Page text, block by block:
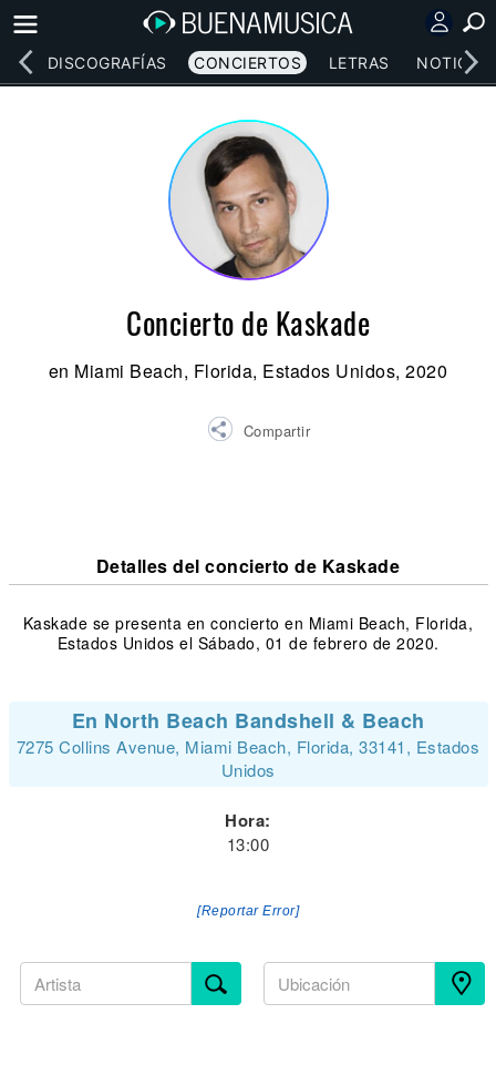
DISCOGRAFÍAS CONCIERTOS LETRAS NOTICIAS
Concierto de Kaskade
en Miami Beach, Florida, Estados Unidos, 2020
Compartir
Detalles del concierto de Kaskade
Kaskade se presenta en concierto en Miami Beach, Florida,
Estados Unidos el Sábado, 01 de febrero de 2020.
En North Beach Bandshell & Beach
7275 Collins Avenue, Miami Beach, Florida, 33141, Estados
Unidos
Hora:
13:00
[Reportar Error]